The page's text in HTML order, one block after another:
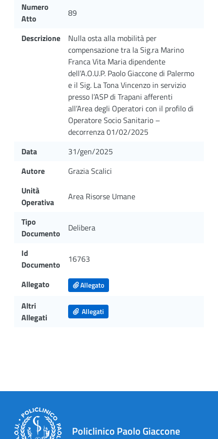
Numero
Atto
89
Descrizione
Nulla osta alla mobilità per
compensazione tra la Sig.ra Marino
Franca Vita Maria dipendente
dell’A.O.U.P. Paolo Giaccone di Palermo
e il Sig. La Tona Vincenzo in servizio
presso l’ASP di Trapani afferenti
all’Area degli Operatori con il profilo di
Operatore Socio Sanitario –
decorrenza 01/02/2025
Data
31/gen/2025
Autore
Grazia Scalici
Unità
Operativa
Area Risorse Umane
Tipo
Documento
Delibera
Id
Documento
16763
Allegato Allegato
Altri
Allegati
Allegati
Policlinico Paolo Giaccone